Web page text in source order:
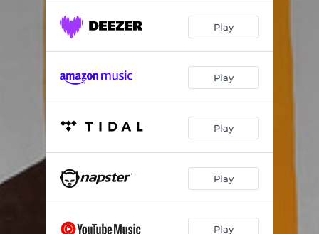
Desterrado no Cerrado 05:46
Rock 2000 03:35
03:11
07:00
Play
Play
Play
Play
Play